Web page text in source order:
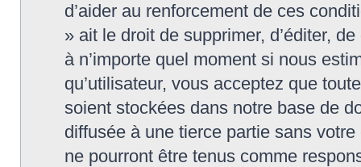
d’aider au renforcement de ces
» ait le droit de supprimer, d’éditer,
à n’importe quel moment si nous
qu’utilisateur, vous acceptez que
soient stockées dans notre base de
diffusée à une tierce partie sans
ne pourront être tenus comme